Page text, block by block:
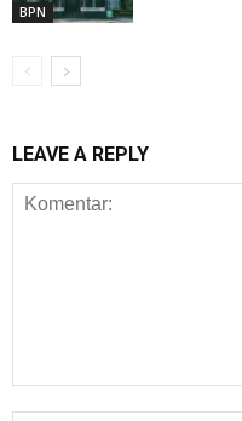
BPN
LEAVE A REPLY